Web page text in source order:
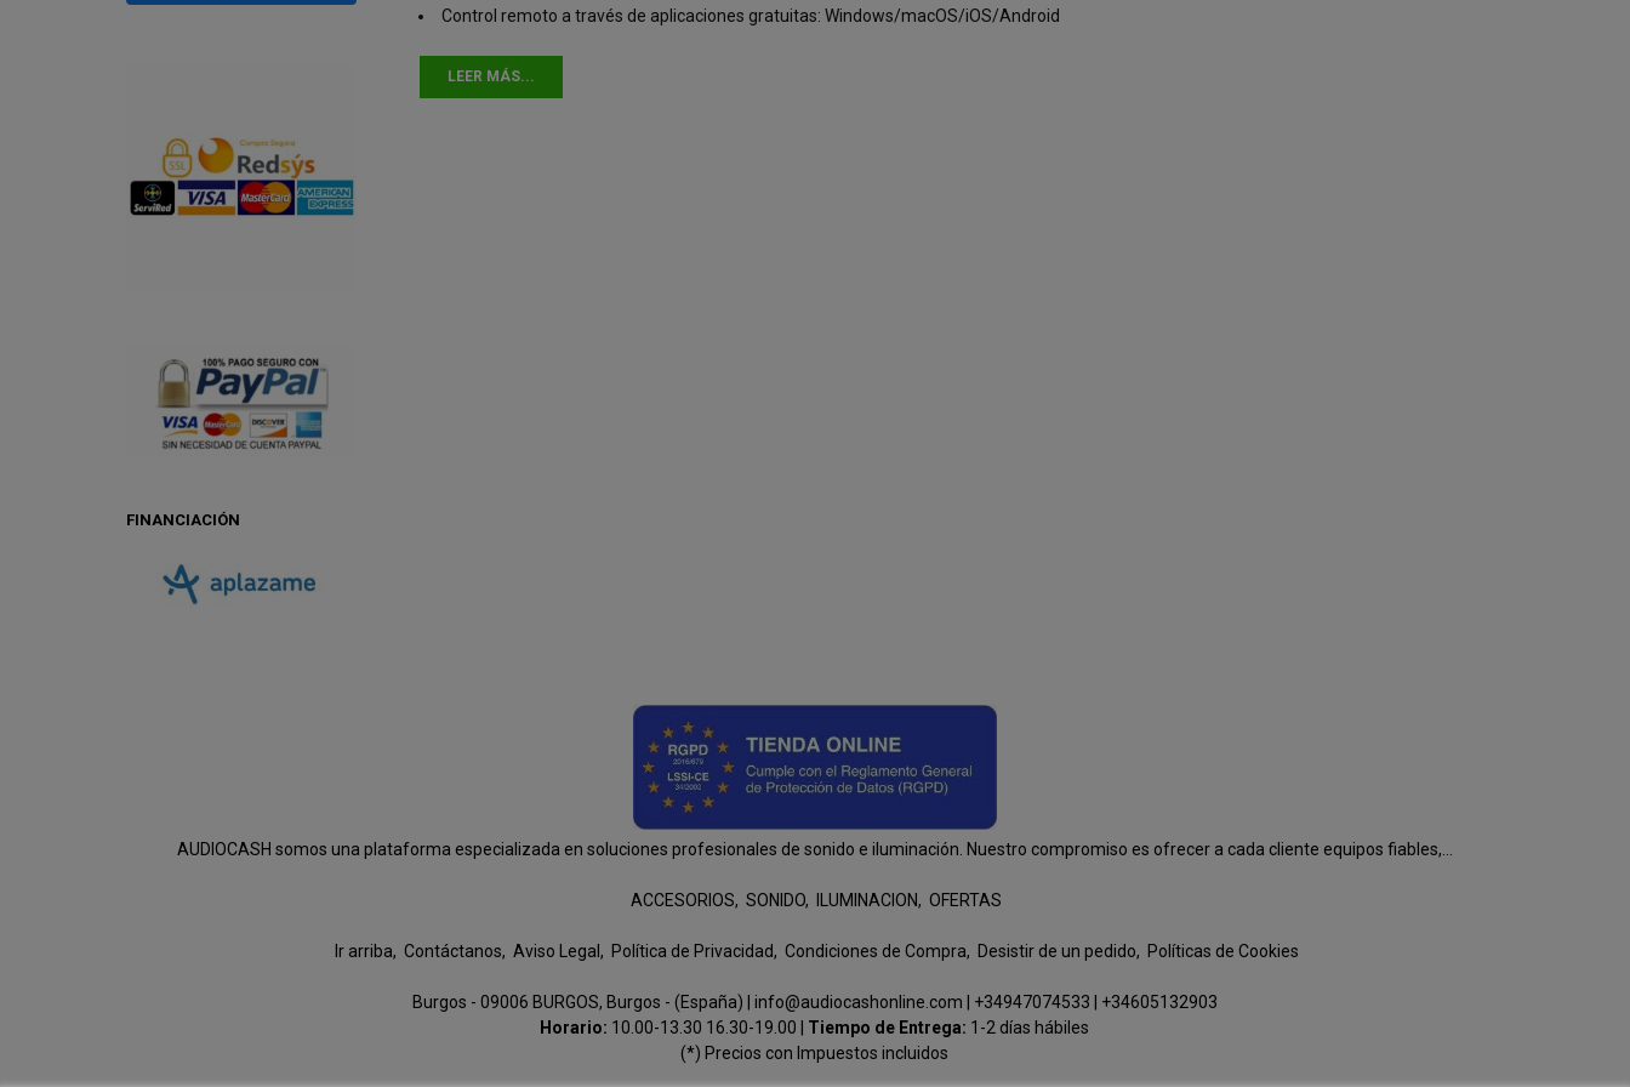
FINANCIACIÓN
Control remoto a través de aplicaciones gratuitas: Windows/macOS/iOS/Android
LEER MÁS...
AUDIOCASH somos una plataforma especializada en soluciones profesionales de sonido e iluminación. Nuestro compromiso es ofrecer a cada cliente equipos fiables,...
ACCESORIOS SONIDO ILUMINACION OFERTAS
Ir arriba Contáctanos Aviso Legal Política de Privacidad Condiciones de Compra Desistir de un pedido Políticas de Cookies
Burgos - 09006 BURGOS, Burgos - (España) | info@audiocashonline.com | +34947074533
+34605132903
Horario: 10.00-13.30 16.30-19.00 | Tiempo de Entrega: 1-2 días hábiles
(*) Precios con Impuestos incluidos